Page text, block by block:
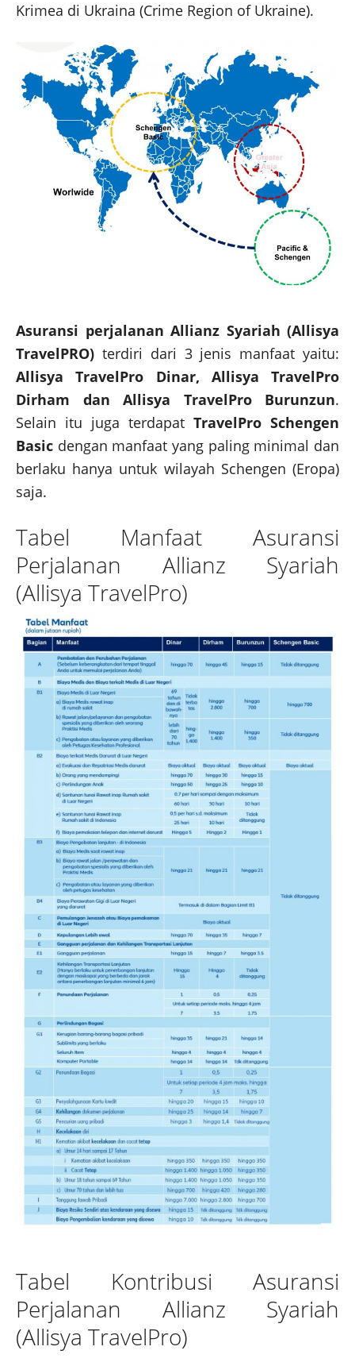
Krimea di Ukraina (Crime Region of Ukraine).
Asuransi perjalanan Allianz Syariah (Allisya
TravelPRO) terdiri dari 3 jenis manfaat yaitu:
Allisya TravelPro Dinar, Allisya TravelPro
Dirham dan Allisya TravelPro Burunzun.
Selain itu juga terdapat TravelPro Schengen
Basic dengan manfaat yang paling minimal dan
berlaku hanya untuk wilayah Schengen (Eropa)
saja.
Tabel Manfaat Asuransi
Perjalanan Allianz Syariah
(Allisya TravelPro)
Tabel Kontribusi Asuransi
Perjalanan Allianz Syariah
(Allisya TravelPro)